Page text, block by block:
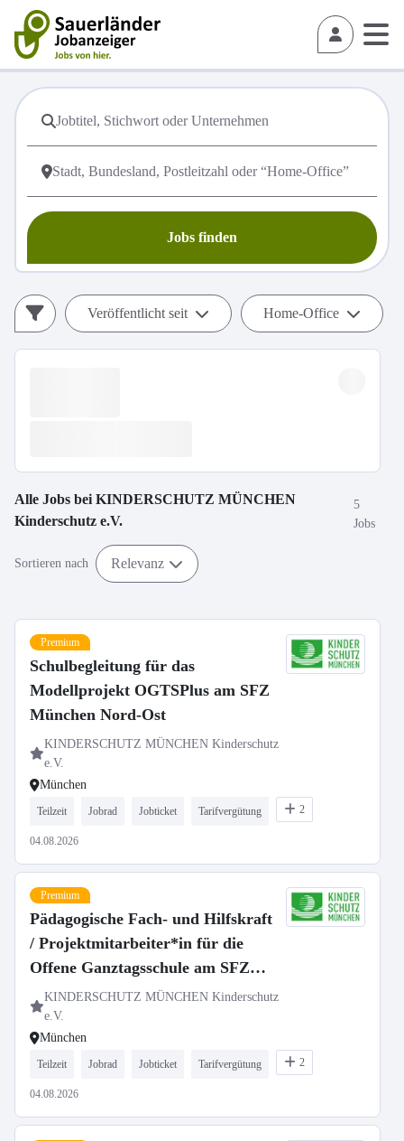
Jobs finden
Veröffentlicht seit Home-Office
Alle Jobs bei KINDERSCHUTZ MÜNCHEN
Kinderschutz e.V.
5
Jobs
Sortieren nach Relevanz
Premium
Schulbegleitung für das
Modellprojekt OGTSPlus am SFZ
München Nord-Ost
KINDERSCHUTZ MÜNCHEN Kinderschutz
e.V.
München
Teilzeit Jobrad Jobticket Tarifvergütung 2
04.08.2026
Premium
Pädagogische Fach- und Hilfskraft
/ Projektmitarbeiter*in für die
Offene Ganztagsschule am SFZ
München Nord-Ost
KINDERSCHUTZ MÜNCHEN Kinderschutz
e.V.
München
Teilzeit Jobrad Jobticket Tarifvergütung 2
04.08.2026